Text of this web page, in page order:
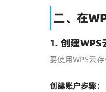
二、在
1. 创建WPS
要使用WPS云
创建账户步骤：